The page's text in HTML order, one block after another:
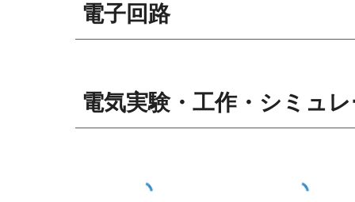
電子回路
電気実験・工作・シミュ